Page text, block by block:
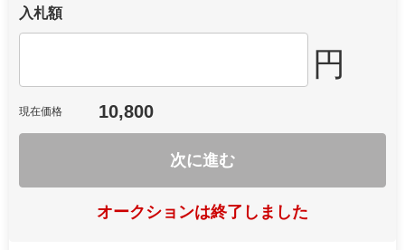
入札額
円
現在価格 10,800
次に進む
オークションは終了しました